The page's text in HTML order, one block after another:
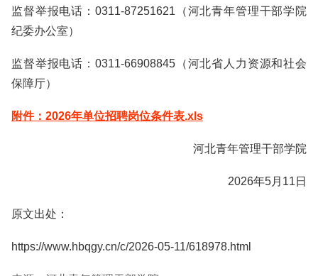
监督举报电话：0311-87251621（河北青年管理干部学院
纪委办公室）
监督举报电话：0311-66908845（河北省人力资源和社会
保障厅）
附件：2026年单位招聘岗位条件表.xls
河北青年管理干部学院
2026年5月11日
原文出处：
https://www.hbqgy.cn/c/2026-05-11/618978.html